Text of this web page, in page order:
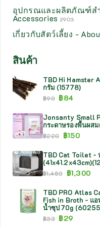
อุปกรณและผลิตภัณฑ์สำ
Accessories 2903
เกี่ยวกับสัตว์เลี้ยง -
สินค้า
TBD Hi Hamster
กรัม (15778)
฿90 ฿84
Jonsanty Small
กระดาษรองพื้นผส
฿220 ฿150
TBD Cat Toilet -
฿1,450 ฿1,300
TBD PRO Atlas
Fish in Broth - แ
น้ำซุป 70g
฿33 ฿29